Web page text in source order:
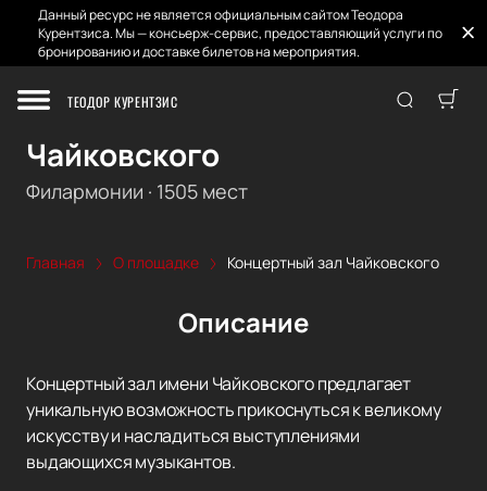
Данный ресурс не является официальным сайтом Теодора
Курентзиса. Мы — консьерж-сервис, предоставляющий услуги по
бронированию и доставке билетов на мероприятия.
ТЕОДОР КУРЕНТЗИС
Концертный зал
Чайковского
Филармонии · 1505 мест
Главная О площадке Концертный зал Чайковского
Описание
Концертный зал имени Чайковского предлагает
уникальную возможность прикоснуться к великому
искусству и насладиться выступлениями
выдающихся музыкантов.